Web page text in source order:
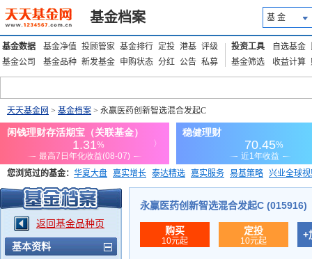
基金档案 基 金
基金数据 基金净值 投顾管家 基金排行 定投 港基 评级
基金公司
基金品种 新发基金 申购状态 分红 公告 私募
投资工具 自选基金
基金筛选
收益计算
天天基金网 > 基金档案 > 永赢医药创新智选混合发起C
您浏览过的基金： 华夏大盘 嘉实增长 泰达精选 嘉实服务 易基策略 兴业全球
添富优势 华安宏利 上证180价值ETF
返回基金品种页
基本资料
永赢医药创新智选混合发起C (015916)
购买
10元起
定投
10元起
+